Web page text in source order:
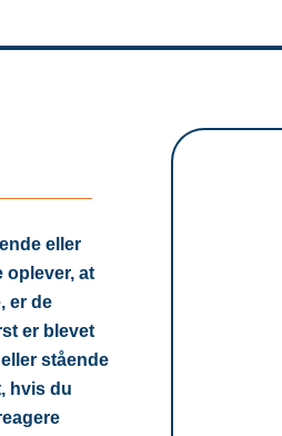
eller
oplever, at
er de
er blevet
stående
hvis du